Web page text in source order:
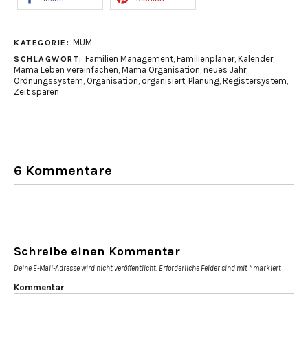
KATEGORIE: MUM
SCHLAGWORT: Familien Management Familienplaner, Kalender,
Mama Leben vereinfachen Mama Organisation neues Jahr,
Ordnungssystem Organisation organisiert Planung Registersystem
Zeit sparen
6 Kommentare
Schreibe einen Kommentar
Deine E-Mail-Adresse wird nicht veröffentlicht. Erforderliche Felder sind mit * markiert
Kommentar